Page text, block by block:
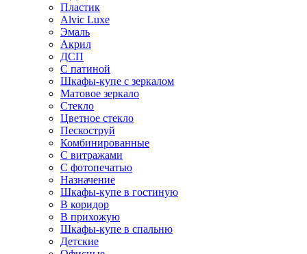
Пластик
Alvic Luxe
Эмаль
Акрил
ДСП
С патиной
Шкафы-купе с зеркалом
Матовое зеркало
Стекло
Цветное стекло
Пескоструй
Комбинированные
С витражами
С фотопечатью
Назначение
Шкафы-купе в гостиную
В коридор
В прихожую
Шкафы-купе в спальню
Детские